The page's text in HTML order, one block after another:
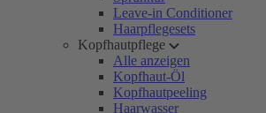
Leave-in Conditioner
Haarpflegesets
Kopfhautpflege
Alle anzeigen
Kopfhaut-Öl
Kopfhautpeeling
Haarwasser